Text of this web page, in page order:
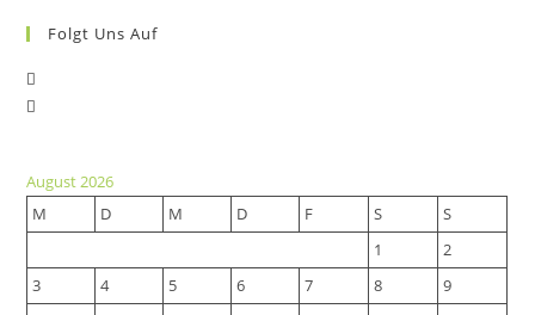
Folgt Uns Auf
tab
new
tab
August 2026
M
D M D F S
S
1
2
3
4 5 6 7 8
9